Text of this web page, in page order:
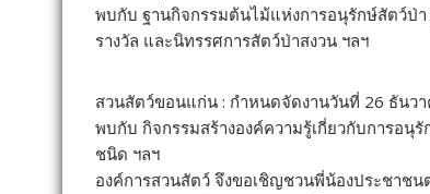
พบกับ ฐานกิจกรรมต้นไม้แห่งการอนุรักษ์สัตว์ป่า
รางวัล และนิทรรศการสัตว์ป่าสงวน ฯลฯ
สวนสัตว์ขอนแก่น : กำหนดจัดงานวันที่ 26 ธันว
พบกับ กิจกรรมสร้างองค์ความรู้เกี่ยวกับการอนุ
ชนิด ฯลฯ
องค์การสวนสัตว์ จึงขอเชิญชวนพี่น้องประชาช